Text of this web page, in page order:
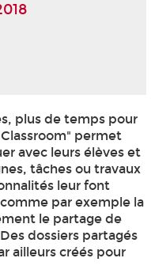
plus de temps pour
permet
avec leurs élèves et
tâches ou travaux
leur font
par exemple la
le partage de
dossiers partagés
ailleurs créés pour